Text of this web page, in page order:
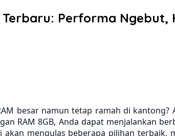
Terbaru: Performa
besar namun tetap ramah di
RAM 8GB, Anda dapat menjalankan
mengulas beberapa pilihan terbaik,